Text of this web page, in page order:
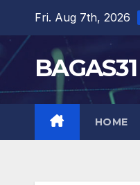
content
Fri. Aug 7th, 2026
BAGAS31
HOME